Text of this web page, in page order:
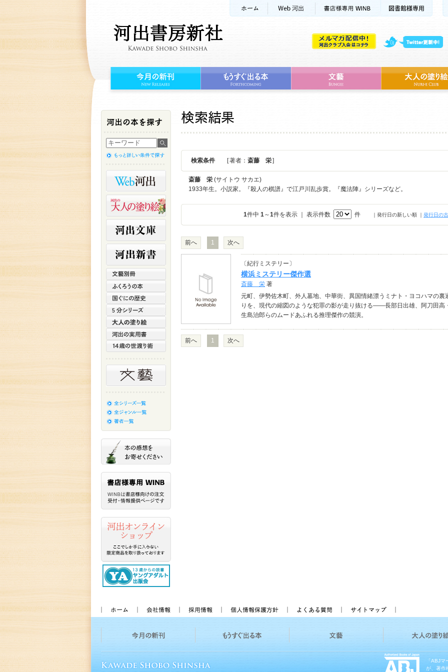
検索条件 [ 著者： 斎藤 栄]
斎藤 栄 (サイトウ サカエ)
1933年生。小説家。『殺人の棋譜』で江戸川乱歩賞。『魔法陣』シリーズなど。
1件中 1～1件を表示 ｜ 表示件数 件 ｜発行日の新しい順 ｜ 発行日の
前へ 1 次へ
〔紀行ミステリー〕
横浜ミステリー傑作選
斎藤 栄 著
元町、伊勢佐木町、外人墓地、中華街、異国情緒漂うミナト・ヨコハマの裏
りを、現代の縮図のような犯罪の影が走り抜ける――長部日出雄、阿刀田高
生島治郎らのムードあふれる推理傑作の競演。
前へ 1 次へ
「ABJ
が、著作